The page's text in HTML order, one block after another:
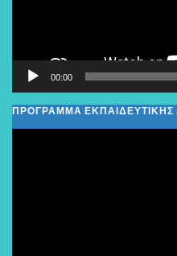
00:00
ΠΡΟΓΡΑΜΜΑ ΕΚΠΑΙΔΕΥΤΙΚΗΣ